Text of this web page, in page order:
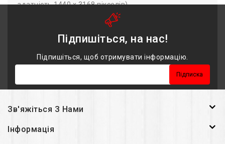
здатність 1440 x 3168 пікселів).
Працює під керуванням Android 15 з OxygenOS 15
або ColorOS 15 (для Китаю). Оснащений процесором
Qualcomm Snapdragon 8 Elite, 12-24 ГБ оперативної
Основна камера – потрійна: 50 МП (ширококутна), 50
фронтальна камера на 32 МП підтримує 4K.
Аудіосистема – стереодинаміки та Hi-Res аудіо.
Смартфон оснащений Wi-Fi 6/7, Bluetooth 5.4, NFC,
інфрачервоним портом, та USB Type-C 3.2. Батарея
на 6000 мАг підтримує 100W дротову зарядку (50%
Підпишіться, на нас!
Підпишіться, щоб отримувати інформацію.
Підписка
Зв'яжіться З Нами
Інформація